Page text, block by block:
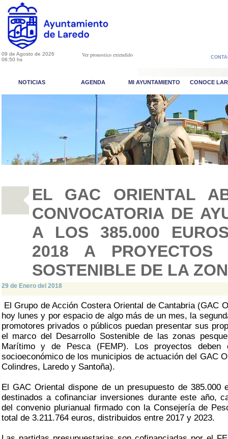
09 de Agosto de 2026
06:50 hs
Ver pronostico extendido
NOTICIAS AGENDA MI AYUNTAMIENTO CONOCE
EL GAC ORIENTAL
CONVOCATORIA DE
A LOS 385.000
2018 A PROYECTOS
SOSTENIBLE DE LA
29 de Enero del 2018
El Grupo de Acción Costera Oriental de Cantabria (GAC
hoy lunes y por espacio de algo más de un mes, la
promotores privados o públicos puedan presentar sus
el marco del Desarrollo Sostenible de las zonas
Marítimo y de Pesca (FEMP). Los proyectos deben
socioeconómico de los municipios de actuación del GAC
Colindres, Laredo y Santoña).
El GAC Oriental dispone de un presupuesto de 385.000
destinados a cofinanciar inversiones durante este año,
del convenio plurianual firmado con la Consejería de
total de 3.211.764 euros, distribuidos entre 2017 y 2023.